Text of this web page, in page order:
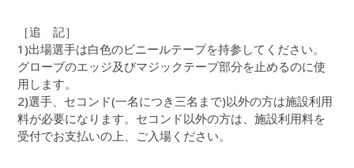
［追 記］
1)出場選手は白色のビニールテープを持参してください。
グローブのエッジ及びマジックテープ部分を止めるのに使
用します。
2)選手、セコンド(一名につき三名まで)以外の方は施設利用
料が必要になります。セコンド以外の方は、施設利用料を
受付でお支払いの上、ご入場ください。